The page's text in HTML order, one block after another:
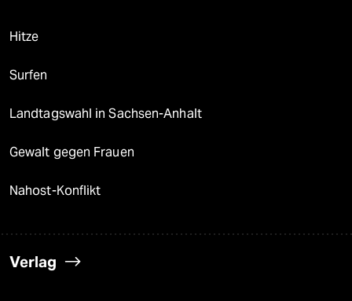
Hitze
Surfen
Landtagswahl in Sachsen-Anhalt
Gewalt gegen Frauen
Nahost-Konflikt
Verlag